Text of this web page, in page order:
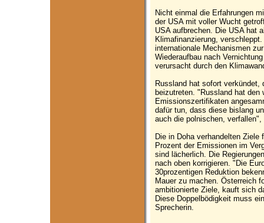
Nicht einmal die Erfahrungen
der USA mit voller Wucht
USA aufbrechen. Die USA hat
Klimafinanzierung,
internationale Mechanismen
Wiederaufbau nach
verursacht durch den
Russland hat sofort verkündet,
beizutreten. "Russland hat den
Emissionszertifikaten
dafür tun, dass diese bislang
auch die polnischen,
Die in Doha verhandelten Ziele
Prozent der Emissionen im
sind lächerlich. Die
nach oben korrigieren. "Die
30prozentigen Reduktion
Mauer zu machen. Österreich
ambitionierte Ziele, kauft sich
Diese Doppelbödigkeit muss
Sprecherin.